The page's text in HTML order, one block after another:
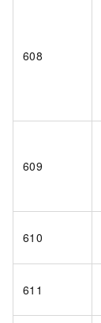
608
609
610
611